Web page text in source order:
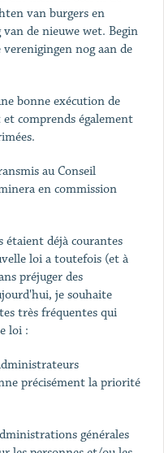
van burgers en
de nieuwe wet. Begin
nog aan de
bonne exécution de
comprends également
au Conseil
en commission
étaient déjà courantes
loi a toutefois (et à
préjuger des
je souhaite
très fréquentes qui
loi :
précisément la priorité
générales